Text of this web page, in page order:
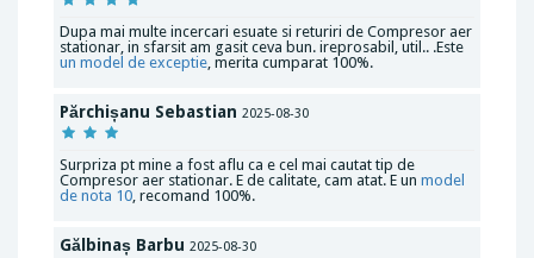
Dupa mai multe incercari esuate si returiri de Compresor aer
stationar, in sfarsit am gasit ceva bun. ireprosabil, util.. .Este
un model de exceptie, merita cumparat 100%.
Părchișanu Sebastian 2025-08-30
Surpriza pt mine a fost aflu ca e cel mai cautat tip de
Compresor aer stationar. E de calitate, cam atat. E un model
de nota 10, recomand 100%.
Gălbinaș Barbu 2025-08-30